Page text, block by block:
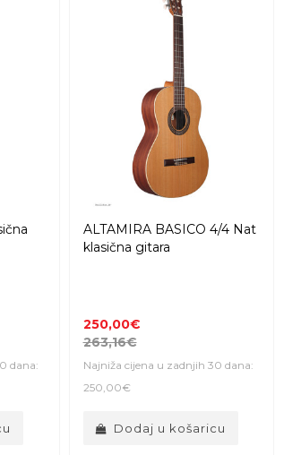
dana:
ALTAMIRA BASICO 4/4 Nat
klasična gitara
250,00€
263,16€
Najniža cijena u zadnjih 30 dana:
250,00€
Dodaj u košaricu